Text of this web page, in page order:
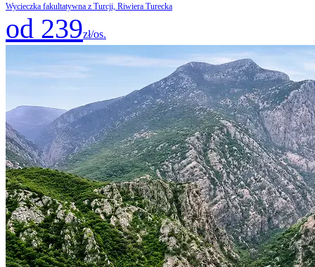
Wycieczka fakultatywna z Turcji, Riwiera Turecka
od 239zł/os.